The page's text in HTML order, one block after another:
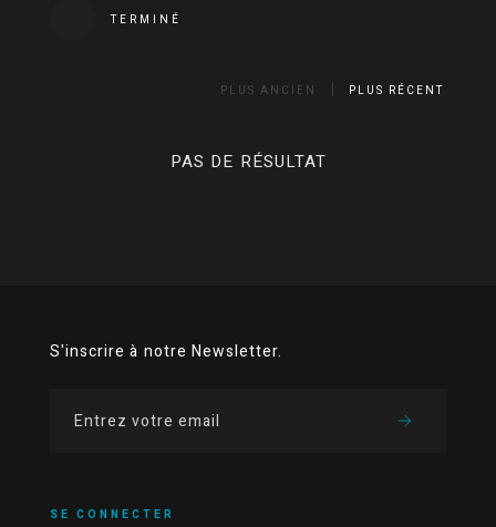
TERMINÉ
PLUS ANCIEN PLUS RÉCENT
PAS DE RÉSULTAT
S'inscrire à notre Newsletter.
SE CONNECTER